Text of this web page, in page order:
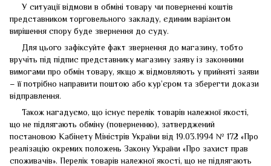
У ситуації відмови в обміні товару чи поверненні коштів
представником торговельного закладу, єдиним варіантом
вирішення спору буде звернення до суду.
Для цього зафіксуйте факт звернення до магазину, тобто
вручіть під підпис представнику магазину заяву із законними
вимогами про обмін товару, якщо ж відмовляють у прийняті заяви
– її потрібно направити поштою або кур’єром та зберегти докази
відправлення.
Також нагадуємо, що існує перелік товарів належної якості,
що не підлягають обміну (поверненню), затверджений
постановою Кабінету Міністрів України від 19.03.1994 № 172 «Про
реалізацію окремих положень Закону України «Про захист прав
споживачів». Перелік товарів належної якості, що не підлягають